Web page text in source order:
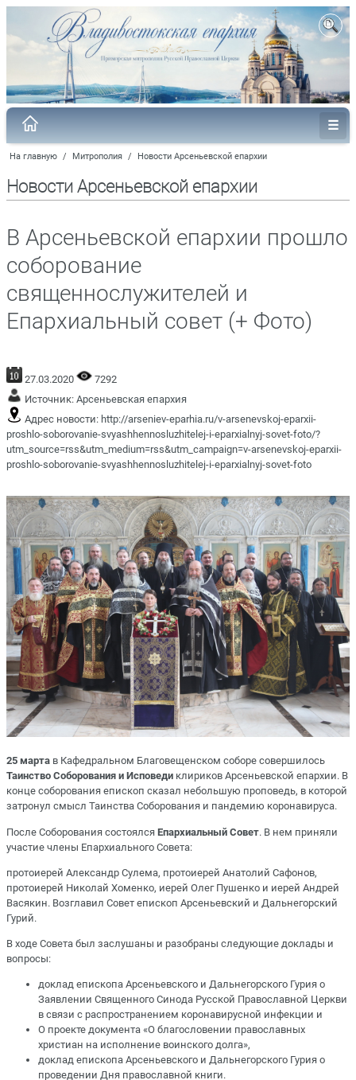
На главную / Митрополия / Новости Арсеньевской епархии
Новости Арсеньевской епархии
В Арсеньевской епархии прошло
соборование
священнослужителей и
Епархиальный совет (+ Фото)
27.03.2020
7292
Источник: Арсеньевская епархия
Адрес новости: http://arseniev-eparhia.ru/v-arsenevskoj-eparxii-
proshlo-soborovanie-svyashhennosluzhitelej-i-eparxialnyj-sovet-foto/?
utm_source=rss&utm_medium=rss&utm_campaign=v-arsenevskoj-eparxii-
proshlo-soborovanie-svyashhennosluzhitelej-i-eparxialnyj-sovet-foto
25 марта в Кафедральном Благовещенском соборе совершилось
Таинство Соборования и Исповеди клириков Арсеньевской епархии. В
конце соборования епископ сказал небольшую проповедь, в которой
затронул смысл Таинства Соборования и пандемию коронавируса.
После Соборования состоялся Епархиальный Совет. В нем приняли
участие члены Епархиального Совета:
протоиерей Александр Сулема, протоиерей Анатолий Сафонов,
протоиерей Николай Хоменко, иерей Олег Пушенко и иерей Андрей
Васякин. Возглавил Совет епископ Арсеньевский и Дальнегорский
Гурий.
В ходе Совета был заслушаны и разобраны следующие доклады и
вопросы:
доклад епископа Арсеньевского и Дальнегорского Гурия о
Заявлении Священного Синода Русской Православной Церкви
в связи с распространением коронавирусной инфекции и
О проекте документа «О благословении православных
христиан на исполнение воинского долга»,
доклад епископа Арсеньевского и Дальнегорского Гурия о
проведении Дня православной книги.